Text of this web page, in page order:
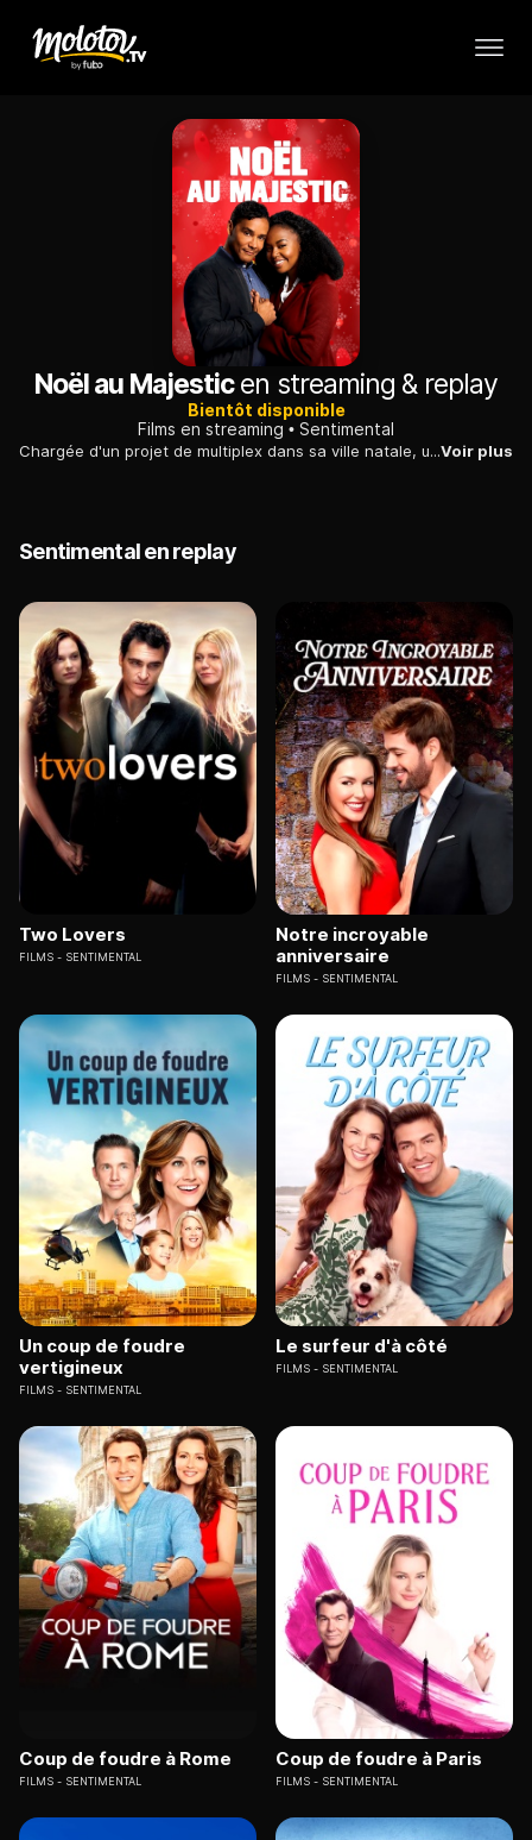
Noël au Majesticen streaming & replay
Bientôt disponible
Films en streaming
Sentimental
Chargée d'un projet de multiplex dans sa ville natale, une architecte tente de convaincre le nouveau propriétaire de l'ancien théâtre de renoncer à son projet.Voir plus
Sentimental en replay
Two Lovers
FILMS SENTIMENTAL
Notre incroyable
anniversaire
FILMS SENTIMENTAL
Un coup de foudre
vertigineux
FILMS SENTIMENTAL
Le surfeur d'à côté
FILMS SENTIMENTAL
Coup de foudre à Rome
FILMS SENTIMENTAL
Coup de foudre à Paris
FILMS SENTIMENTAL